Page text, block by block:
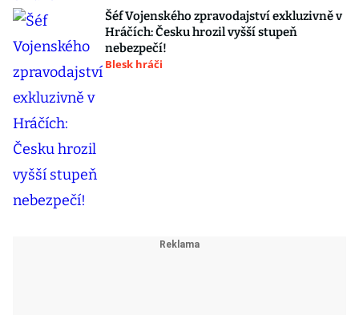
Šéf Vojenského zpravodajství exkluzivně v
Hráčích: Česku hrozil vyšší stupeň
nebezpečí!
Blesk hráči